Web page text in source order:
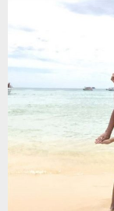
khách
hàng
Tuyển
dụng